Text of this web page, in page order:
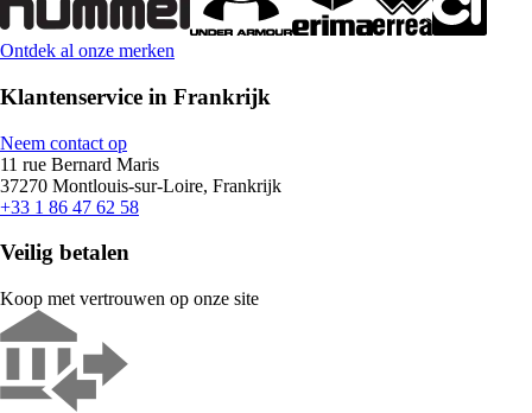
Ontdek al onze merken
Klantenservice in Frankrijk
Neem contact op
11 rue Bernard Maris
37270 Montlouis-sur-Loire, Frankrijk
+33 1 86 47 62 58
Veilig betalen
Koop met vertrouwen op onze site